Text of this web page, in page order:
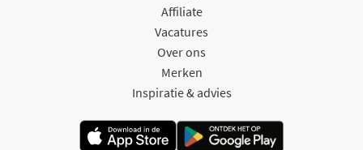
Affiliate
Vacatures
Over ons
Merken
Inspiratie & advies